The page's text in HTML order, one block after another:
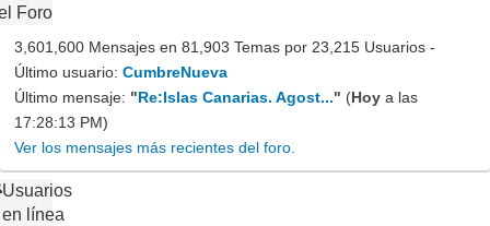
Foro
3,601,600 Mensajes en 81,903 Temas por 23,215 Usuarios -
Último usuario: CumbreNueva
Último mensaje: "Re:Islas Canarias. Agost..." (Hoy a las
17:28:13 PM)
Ver los mensajes más recientes del foro.
Usuarios
en línea